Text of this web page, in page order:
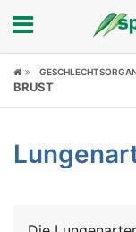
Fokus
Symptome
BRUST